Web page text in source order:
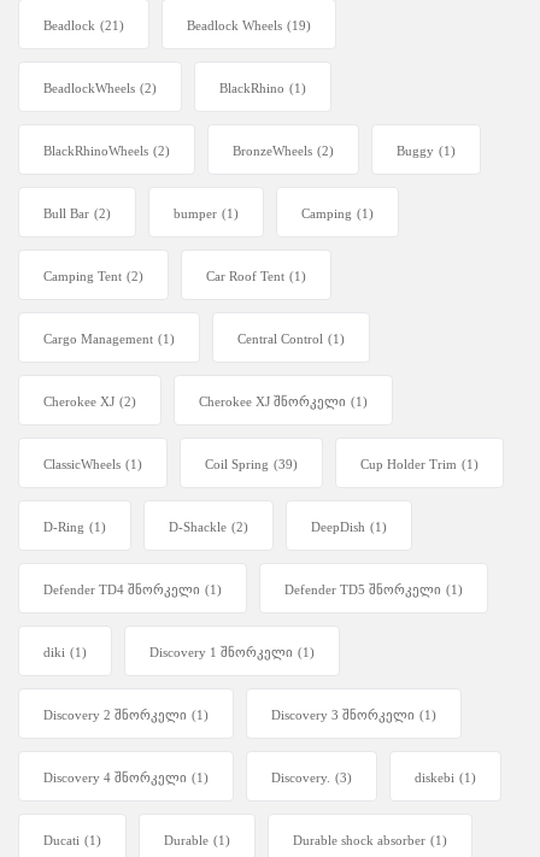
Beadlock (21) Beadlock Wheels (19)
BeadlockWheels (2) BlackRhino (1)
BlackRhinoWheels (2) BronzeWheels (2) Buggy (1)
Bull Bar (2) bumper (1) Camping (1)
Camping Tent (2) Car Roof Tent (1)
Cargo Management (1) Central Control (1)
Cherokee XJ (2) Cherokee XJ შნორკელი (1)
ClassicWheels (1) Coil Spring (39) Cup Holder Trim (1)
D-Ring (1) D-Shackle (2) DeepDish (1)
Defender TD4 შნორკელი (1) Defender TD5 შნორკელი (1)
diki (1) Discovery 1 შნორკელი (1)
Discovery 2 შნორკელი (1) Discovery 3 შნორკელი (1)
Discovery 4 შნორკელი (1) Discovery. (3) diskebi (1)
Ducati (1) Durable (1) Durable shock absorber (1)